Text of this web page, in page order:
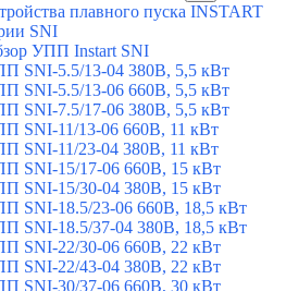
плавного пуска INSTART
SNI
УПП Instart SNI
SNI-5.5/13-04 380В, 5,5 кВт
SNI-5.5/13-06 660В, 5,5 кВт
SNI-7.5/17-06 380В, 5,5 кВт
SNI-11/13-06 660В, 11 кВт
SNI-11/23-04 380В, 11 кВт
SNI-15/17-06 660В, 15 кВт
SNI-15/30-04 380В, 15 кВт
SNI-18.5/23-06 660В, 18,5 кВт
SNI-18.5/37-04 380В, 18,5 кВт
SNI-22/30-06 660В, 22 кВт
SNI-22/43-04 380В, 22 кВт
SNI-30/37-06 660В, 30 кВт